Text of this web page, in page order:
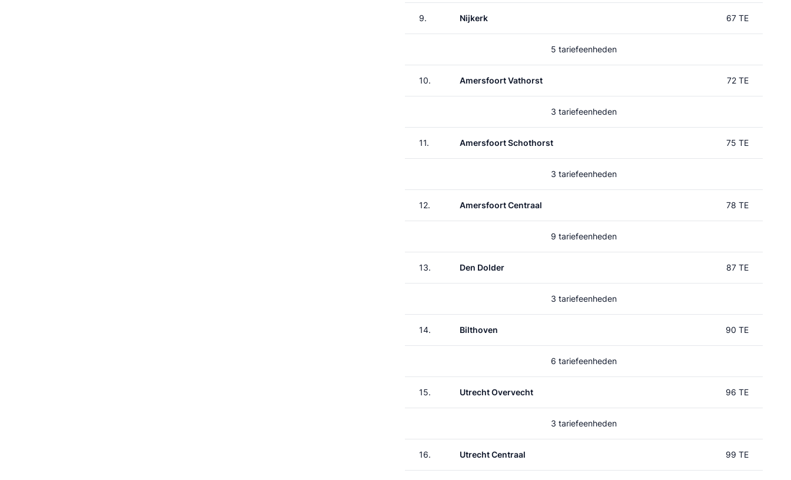
9. Nijkerk 67 TE
5 tariefeenheden
10. Amersfoort Vathorst 72 TE
3 tariefeenheden
11. Amersfoort Schothorst 75 TE
3 tariefeenheden
12. Amersfoort Centraal 78 TE
9 tariefeenheden
13. Den Dolder 87 TE
3 tariefeenheden
14. Bilthoven 90 TE
6 tariefeenheden
15. Utrecht Overvecht 96 TE
3 tariefeenheden
16. Utrecht Centraal 99 TE